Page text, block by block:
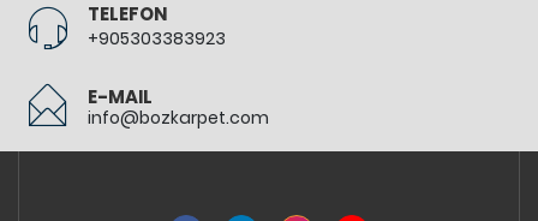
TELEFON
+905303383923
E-MAIL
info@bozkarpet.com